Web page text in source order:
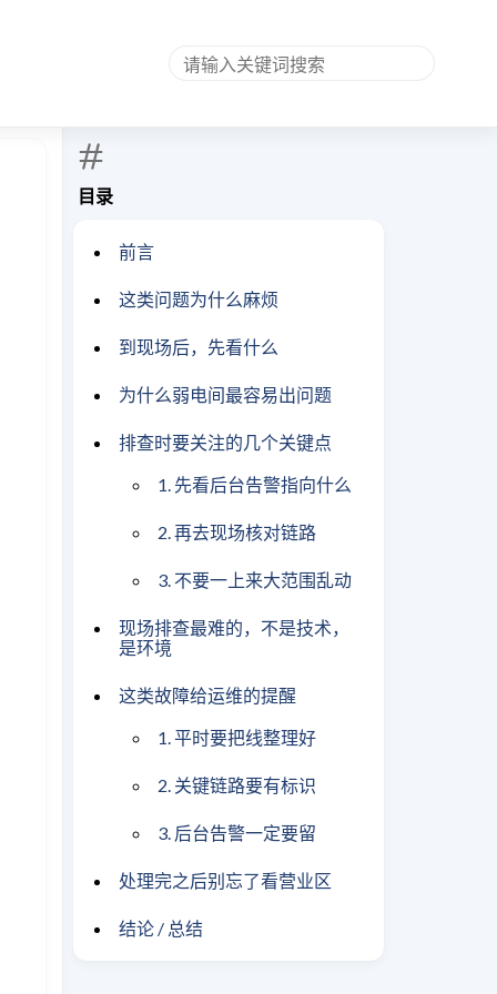
目录
前言
这类问题为什么麻烦
到现场后，先看什么
为什么弱电间最容易出问题
排查时要关注的几个关键点
1. 先看后台告警指向什么
2. 再去现场核对链路
3. 不要一上来大范围乱动
现场排查最难的，不是技术，
是环境
这类故障给运维的提醒
1. 平时要把线整理好
2. 关键链路要有标识
3. 后台告警一定要留
处理完之后别忘了看营业区
结论 / 总结